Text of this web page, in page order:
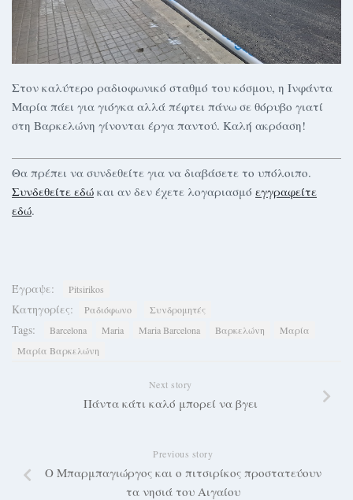
Στον καλύτερο ραδιοφωνικό σταθμό του κόσμου, η Ινφάντα
Μαρία πάει για γιόγκα αλλά πέφτει πάνω σε θόρυβο γιατί
στη Βαρκελώνη γίνονται έργα παντού. Καλή ακρόαση!
Θα πρέπει να συνδεθείτε για να διαβάσετε το υπόλοιπο.
Συνδεθείτε εδώ και αν δεν έχετε λογαριασμό εγγραφείτε
εδώ.
Έγραψε: Pitsirikos
Κατηγορίες: Ραδιόφωνο Συνδρομητές
Tags: Barcelona Maria Maria Barcelona Βαρκελώνη
Μαρία
Μαρία Βαρκελώνη
Next story
Πάντα κάτι καλό μπορεί να βγει
Previous story
Ο Μπαρμπαγιώργος και ο πιτσιρίκος προστατεύουν
τα νησιά του Αιγαίου